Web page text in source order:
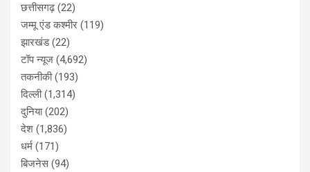
छत्तीसगढ़(22)
जम्मू एंड कश्मीर (119)
झारखंड(22)
टॉप न्यूज (4,692)
तकनीकी(193)
दिल्ली(1,314)
दुनिया(202)
देश (1,836)
धर्म (171)
बिजनेस(94)